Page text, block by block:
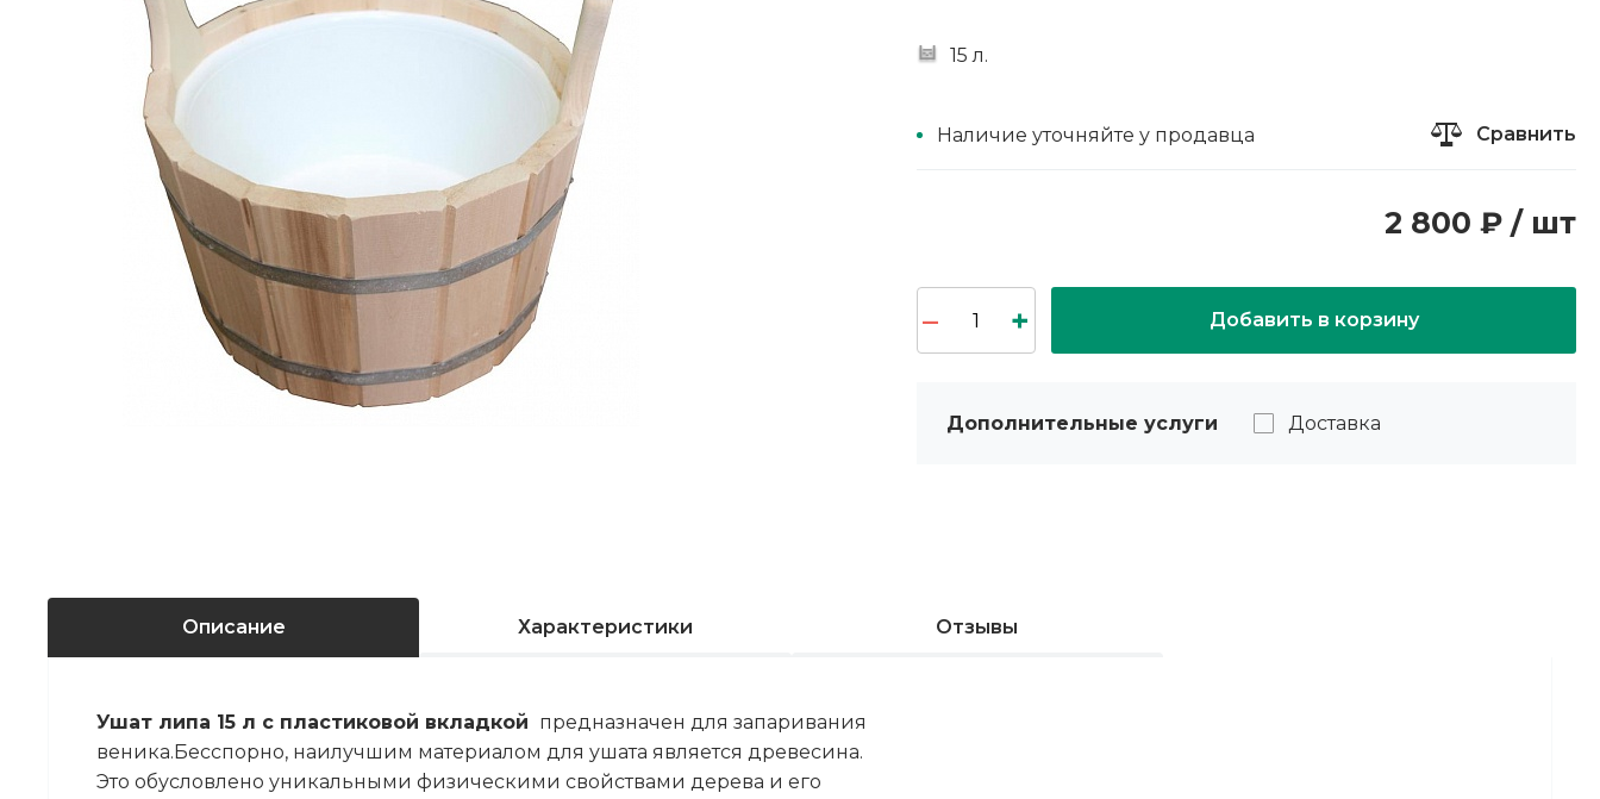
15 л.
Наличие уточняйте у продавца Сравнить
2 800 ₽ / шт
Добавить в корзину
Дополнительные услуги Доставка
Описание Характеристики Отзывы
Ушат липа 15 л с пластиковой вкладкой предназначен для запаривания
веника.Бесспорно, наилучшим материалом для ушата является древесина.
Это обусловлено уникальными физическими свойствами дерева и его